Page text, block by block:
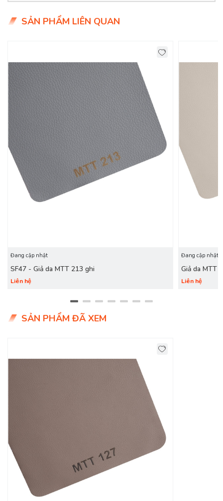
- Giá siêu hợp lý chỉ 9x.000đ/mét
SẢN PHẨM LIÊN QUAN
Đang cập nhật
SF47 - Giả da MTT 213 ghi
Liên hệ
Đang cập nhật
Giả da MTT
Liên hệ
SẢN PHẨM ĐÃ XEM